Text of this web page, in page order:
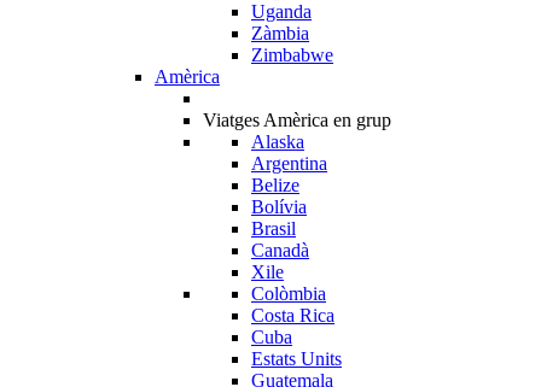
Uganda
Zàmbia
Zimbabwe
Amèrica
Viatges Amèrica en grup
Alaska
Argentina
Belize
Bolívia
Brasil
Canadà
Xile
Colòmbia
Costa Rica
Cuba
Estats Units
Guatemala